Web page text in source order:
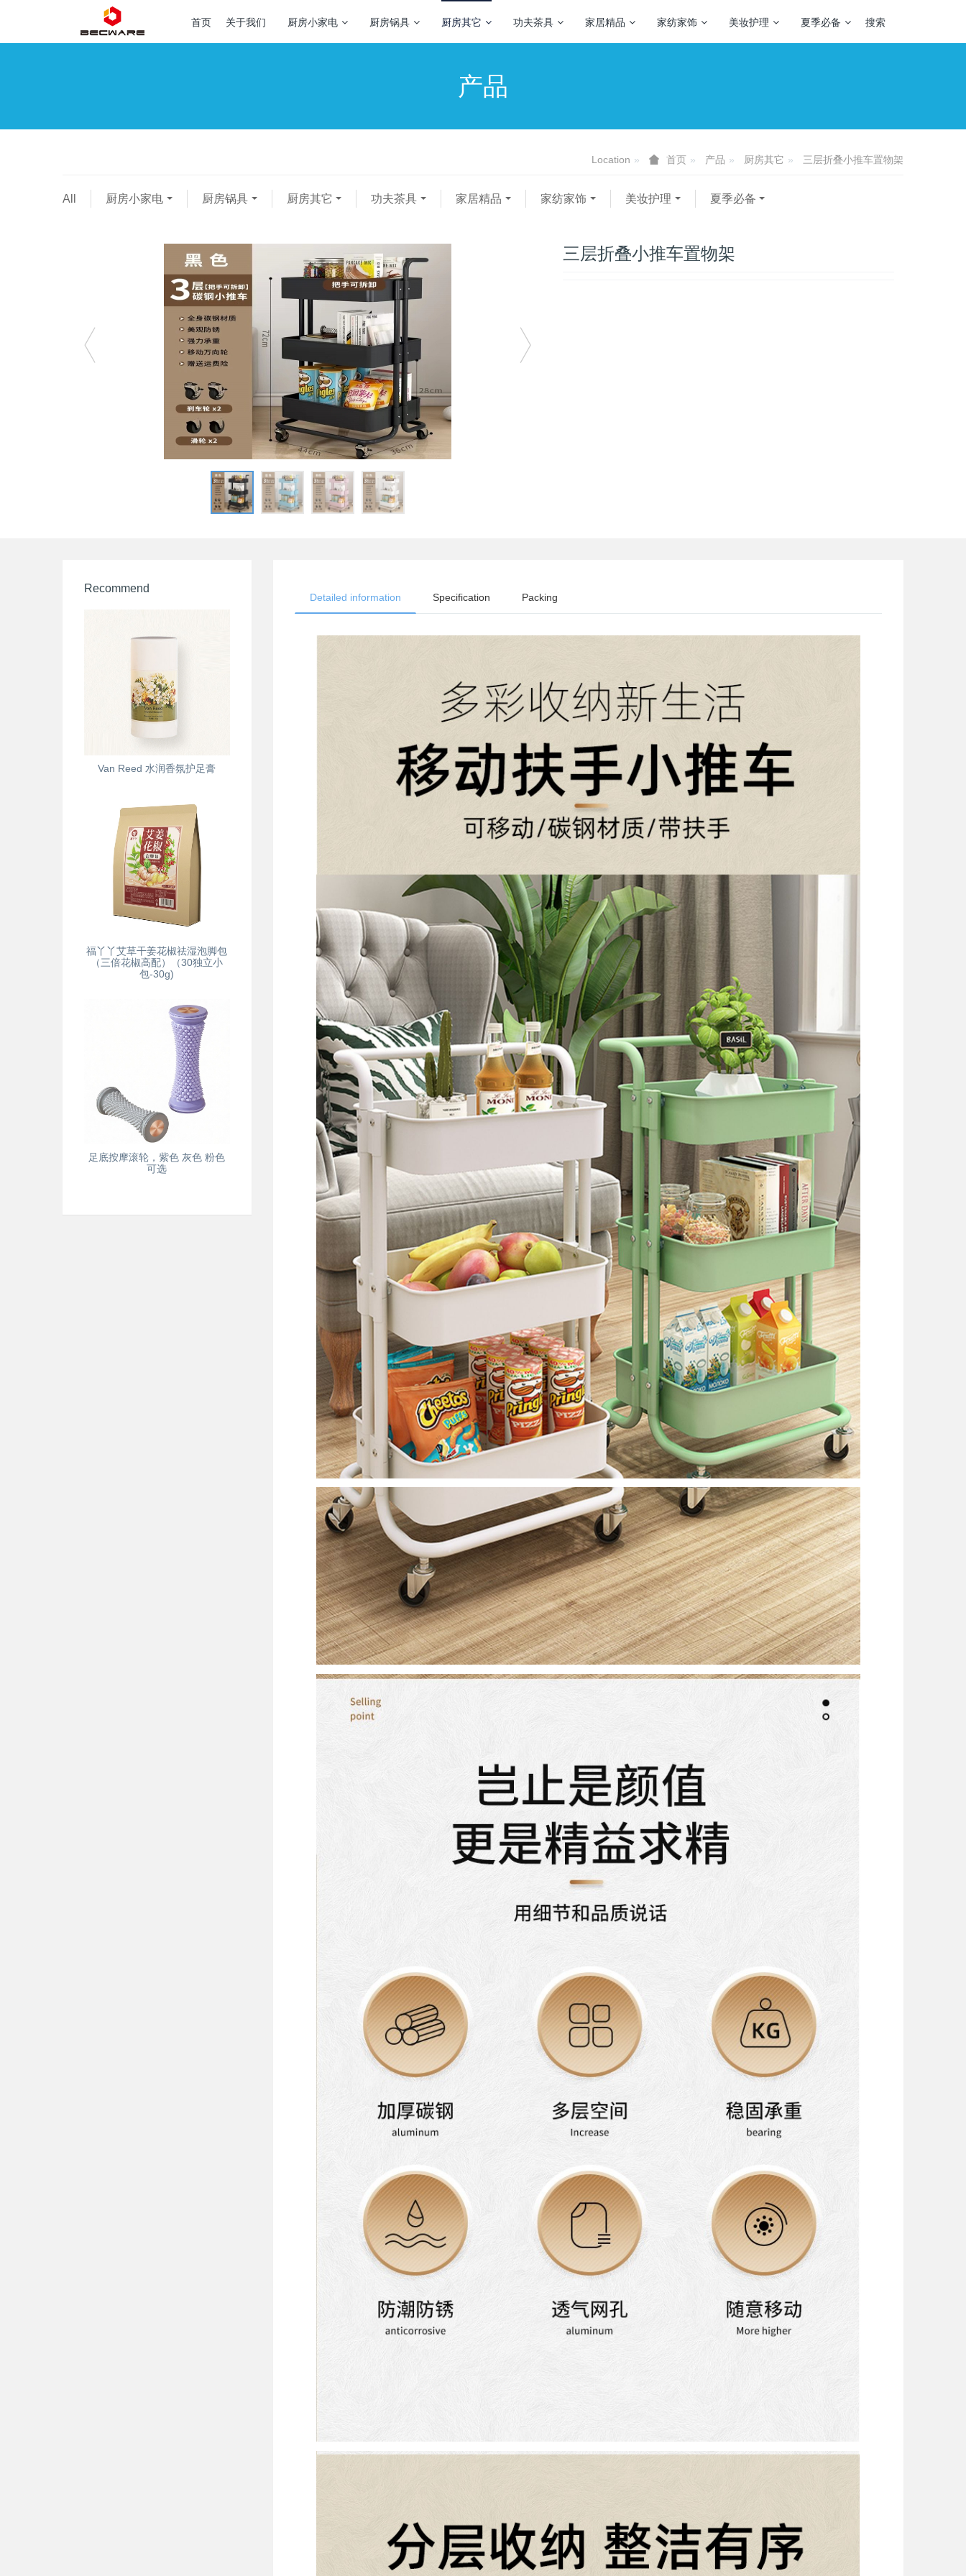
首页 关于我们 厨房小家电 厨房锅具 厨房其它 功夫茶具 家居精品 家纺家饰 美妆护理 夏季必备 搜索
产品
Location 首页 产品 厨房其它 三层折叠小推车置物架
All 厨房小家电 厨房锅具 厨房其它 功夫茶具 家居精品 家纺家饰 美妆护理 夏季必备
三层折叠小推车置物架
Detailed information Specification Packing
Recommend
Van Reed 水润香氛护足膏
福丫丫艾草干姜花椒祛湿泡脚包
（三倍花椒高配）（30独立小
包-30g)
足底按摩滚轮，紫色 灰色 粉色
可选